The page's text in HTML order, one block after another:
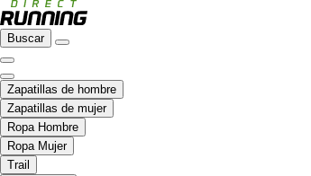
Buscar
Zapatillas de hombre
Zapatillas de mujer
Ropa Hombre
Ropa Mujer
Trail